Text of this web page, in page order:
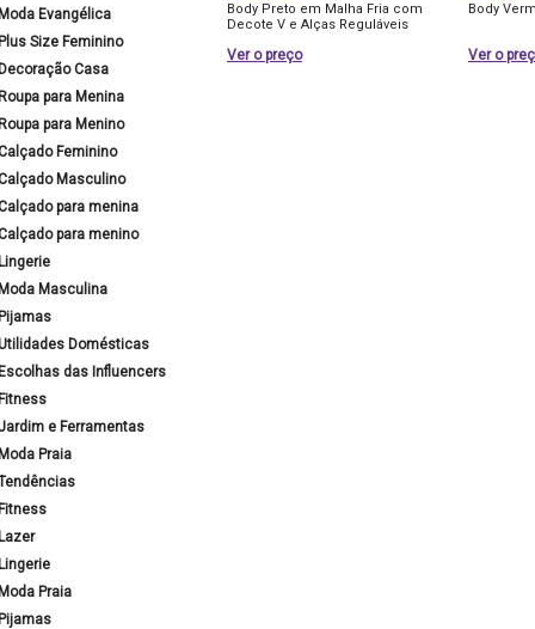
Evangélica
Size Feminino
Casa
para Menina
para Menino
Feminino
Masculino
para menina
para menino
Masculina
Domésticas
das Influencers
e Ferramentas
Praia
Praia
Body Preto em Malha Fria com
Decote V e Alças Reguláveis
Ver o preço
Body
Ver o